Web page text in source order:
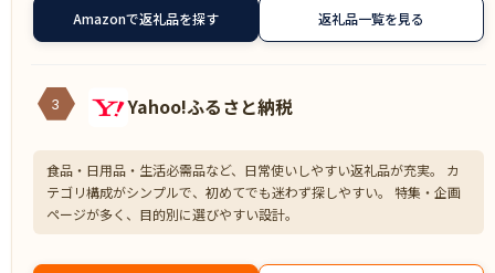
Amazonで返礼品を探す 返礼品一覧を見る
3 Yahoo!ふるさと納税
食品・日用品・生活必需品など、日常使いしやすい返礼品が充実。 カ
テゴリ構成がシンプルで、初めてでも迷わず探しやすい。 特集・企画
ページが多く、目的別に選びやすい設計。